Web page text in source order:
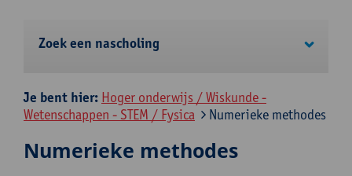
Zoek een nascholing
Je bent hier: Hoger onderwijs / Wiskunde -
Wetenschappen - STEM / Fysica
Numerieke methodes
Numerieke methodes